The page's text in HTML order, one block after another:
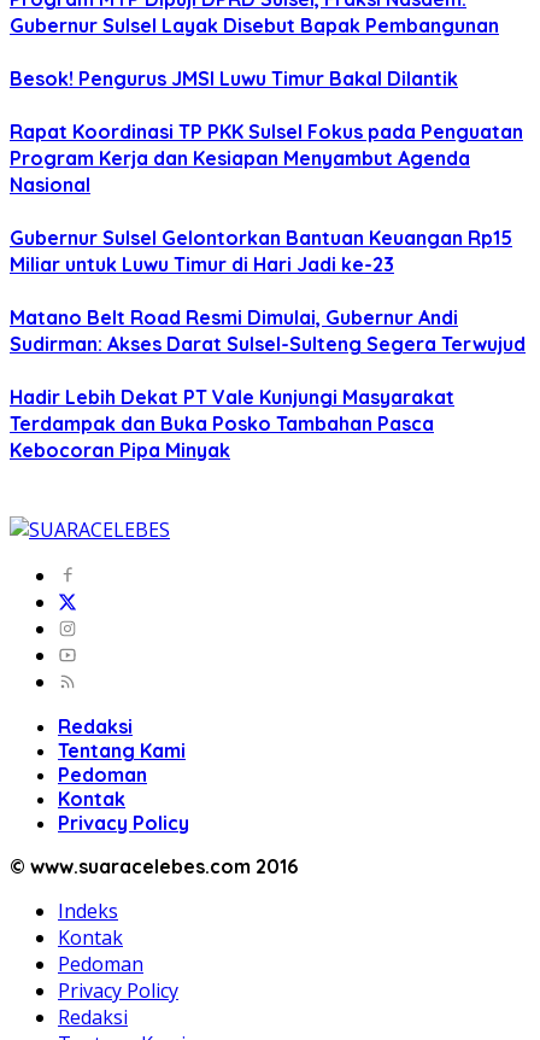
Gubernur Sulsel Layak Disebut Bapak Pembangunan
Besok! Pengurus JMSI Luwu Timur Bakal Dilantik
Rapat Koordinasi TP PKK Sulsel Fokus pada Penguatan
Program Kerja dan Kesiapan Menyambut Agenda
Nasional
Gubernur Sulsel Gelontorkan Bantuan Keuangan Rp15
Miliar untuk Luwu Timur di Hari Jadi ke-23
Matano Belt Road Resmi Dimulai, Gubernur Andi
Sudirman: Akses Darat Sulsel-Sulteng Segera Terwujud
Hadir Lebih Dekat PT Vale Kunjungi Masyarakat
Terdampak dan Buka Posko Tambahan Pasca
Kebocoran Pipa Minyak
Redaksi
Tentang Kami
Pedoman
Kontak
Privacy Policy
© www.suaracelebes.com 2016
Indeks
Kontak
Pedoman
Privacy Policy
Redaksi